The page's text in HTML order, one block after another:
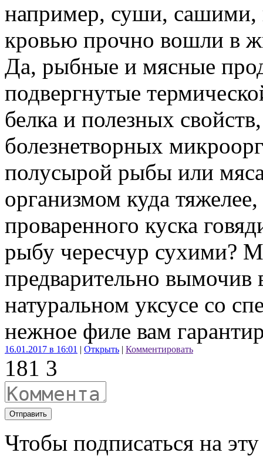
например, суши, сашими,
кровью прочно вошли в
Да, рыбные и мясные
подвергнутые
белка и полезных
болезнетворных
полусырой рыбы или
организмом куда
проваренного куска
рыбу чересчур сухими?
предварительно
натуральном уксусе со
нежное филе вам
16.01.2017 в 16:01 | Открыть | Комментировать
181 3
Отправить
Чтобы подписаться на